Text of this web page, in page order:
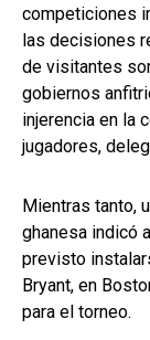
competiciones
las decisiones
de visitantes
gobiernos
injerencia en la
jugadores,
Mientras tanto,
ghanesa indicó
previsto
Bryant, en
para el torneo.